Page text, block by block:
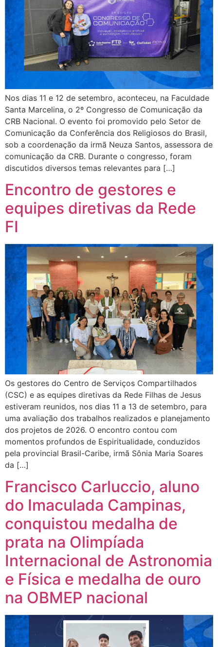
Nos dias 11 e 12 de setembro, aconteceu, na Faculdade
Santa Marcelina, o 2º Congresso de Comunicação da
CRB Nacional. O evento foi promovido pelo Setor de
Comunicação da Conferência dos Religiosos do Brasil,
sob a coordenação da irmã Neuza Santos, assessora de
comunicação da CRB. Durante o congresso, foram
discutidos diversos temas relevantes para […]
Encontro de gestores e
equipes diretivas da Rede
FI
Os gestores do Centro de Serviços Compartilhados
(CSC) e as equipes diretivas da Rede Filhas de Jesus
estiveram reunidos, nos dias 11 a 13 de setembro, para
uma avaliação dos trabalhos realizados e planejamento
dos projetos de 2026. O encontro contou com
momentos profundos de Espiritualidade, conduzidos
pela provincial Brasil-Caribe, irmã Sônia Maria Soares
da […]
Francisco Carluccio, aluno
do Imaculada Campinas,
conquistou medalha de
prata na Olimpíada
Internacional de Astronomia
e Física e medalha de ouro
na OBMEP nacional